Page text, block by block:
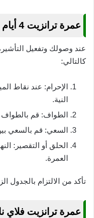
عمرة ترانزيت 4 أيام
عند وصولك وتفعيل
كالتالي:
الإحرام: عند نقاط
النية.
الطواف: قم بالطواف
السعي: قم بالسعي بين
الحلق أو التقصير:
العمرة.
تأكد من الالتزام بالجدول
عمرة ترانزيت فلاي